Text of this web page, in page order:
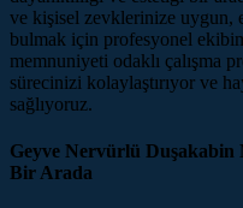
ve kişisel zevklerinize uygun,
bulmak için profesyonel
memnuniyeti odaklı çalışma
sürecinizi kolaylaştırıyor ve
sağlıyoruz.
Geyve Nervürlü Duşakabin
Bir Arada